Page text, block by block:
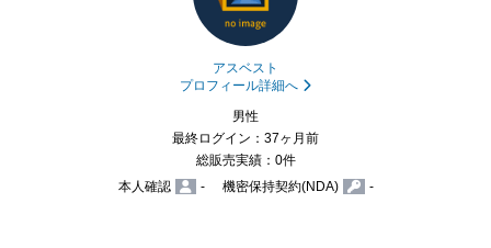
アスベスト
プロフィール詳細へ
男性
最終ログイン：37ヶ月前
総販売実績：0件
本人確認
- 機密保持契約(NDA) -